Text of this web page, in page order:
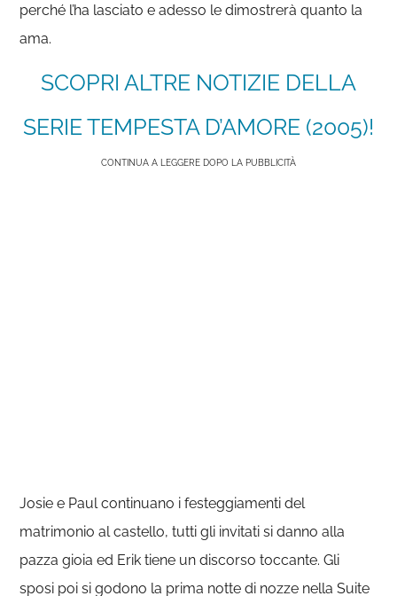
perché l’ha lasciato e adesso le dimostrerà quanto la
ama.
SCOPRI ALTRE NOTIZIE DELLA
SERIE TEMPESTA D’AMORE (2005)!
CONTINUA A LEGGERE DOPO LA PUBBLICITÀ
Josie e Paul continuano i festeggiamenti del
matrimonio al castello, tutti gli invitati si danno alla
pazza gioia ed Erik tiene un discorso toccante. Gli
sposi poi si godono la prima notte di nozze nella Suite